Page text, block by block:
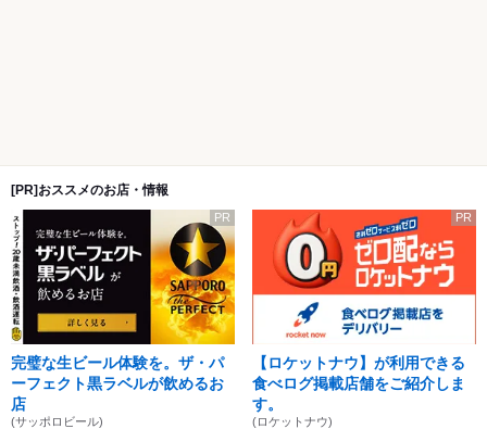
[PR]おススメのお店・情報
PR
完璧な生ビール体験を。ザ・パ
ーフェクト黒ラベルが飲めるお
店
(サッポロビール)
PR
【ロケットナウ】が利用できる
食べログ掲載店舗をご紹介しま
す。
(ロケットナウ)